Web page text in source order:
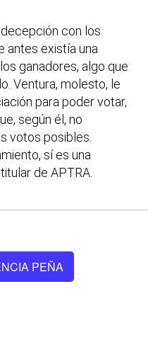
con los
antes existía una
ganadores, algo que
Ventura, molesto, le
para poder votar,
según él, no
votos posibles.
sí es una
de APTRA.
PEÑA